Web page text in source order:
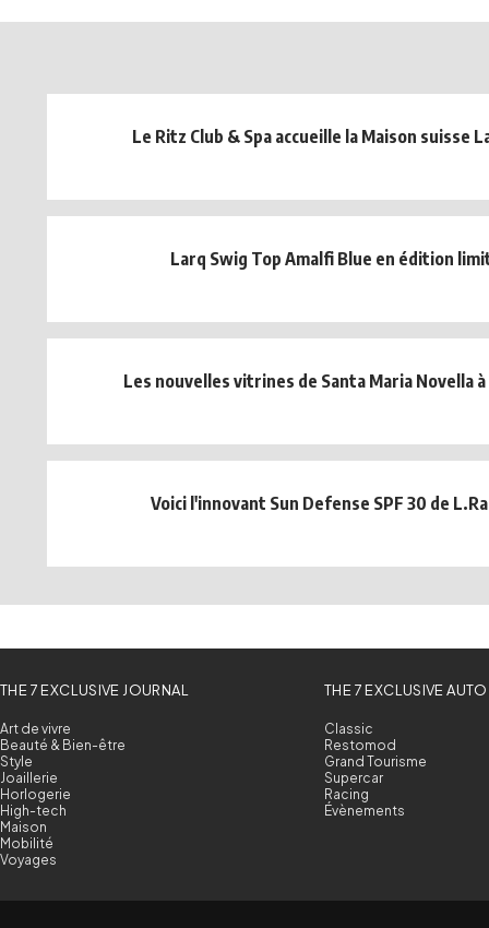
Le Ritz Club & Spa accueille la Maison suisse
Larq Swig Top Amalfi Blue en édition
Les nouvelles vitrines de Santa Maria Novella
Voici l'innovant Sun Defense SPF 30 de
THE 7 EXCLUSIVE JOURNAL
Art de vivre
Beauté & Bien-être
Style
Joaillerie
Horlogerie
High-tech
Maison
Mobilité
Voyages
THE 7 EXCLUSIVE AUTO
Classic
Restomod
Grand Tourisme
Supercar
Racing
Évènements